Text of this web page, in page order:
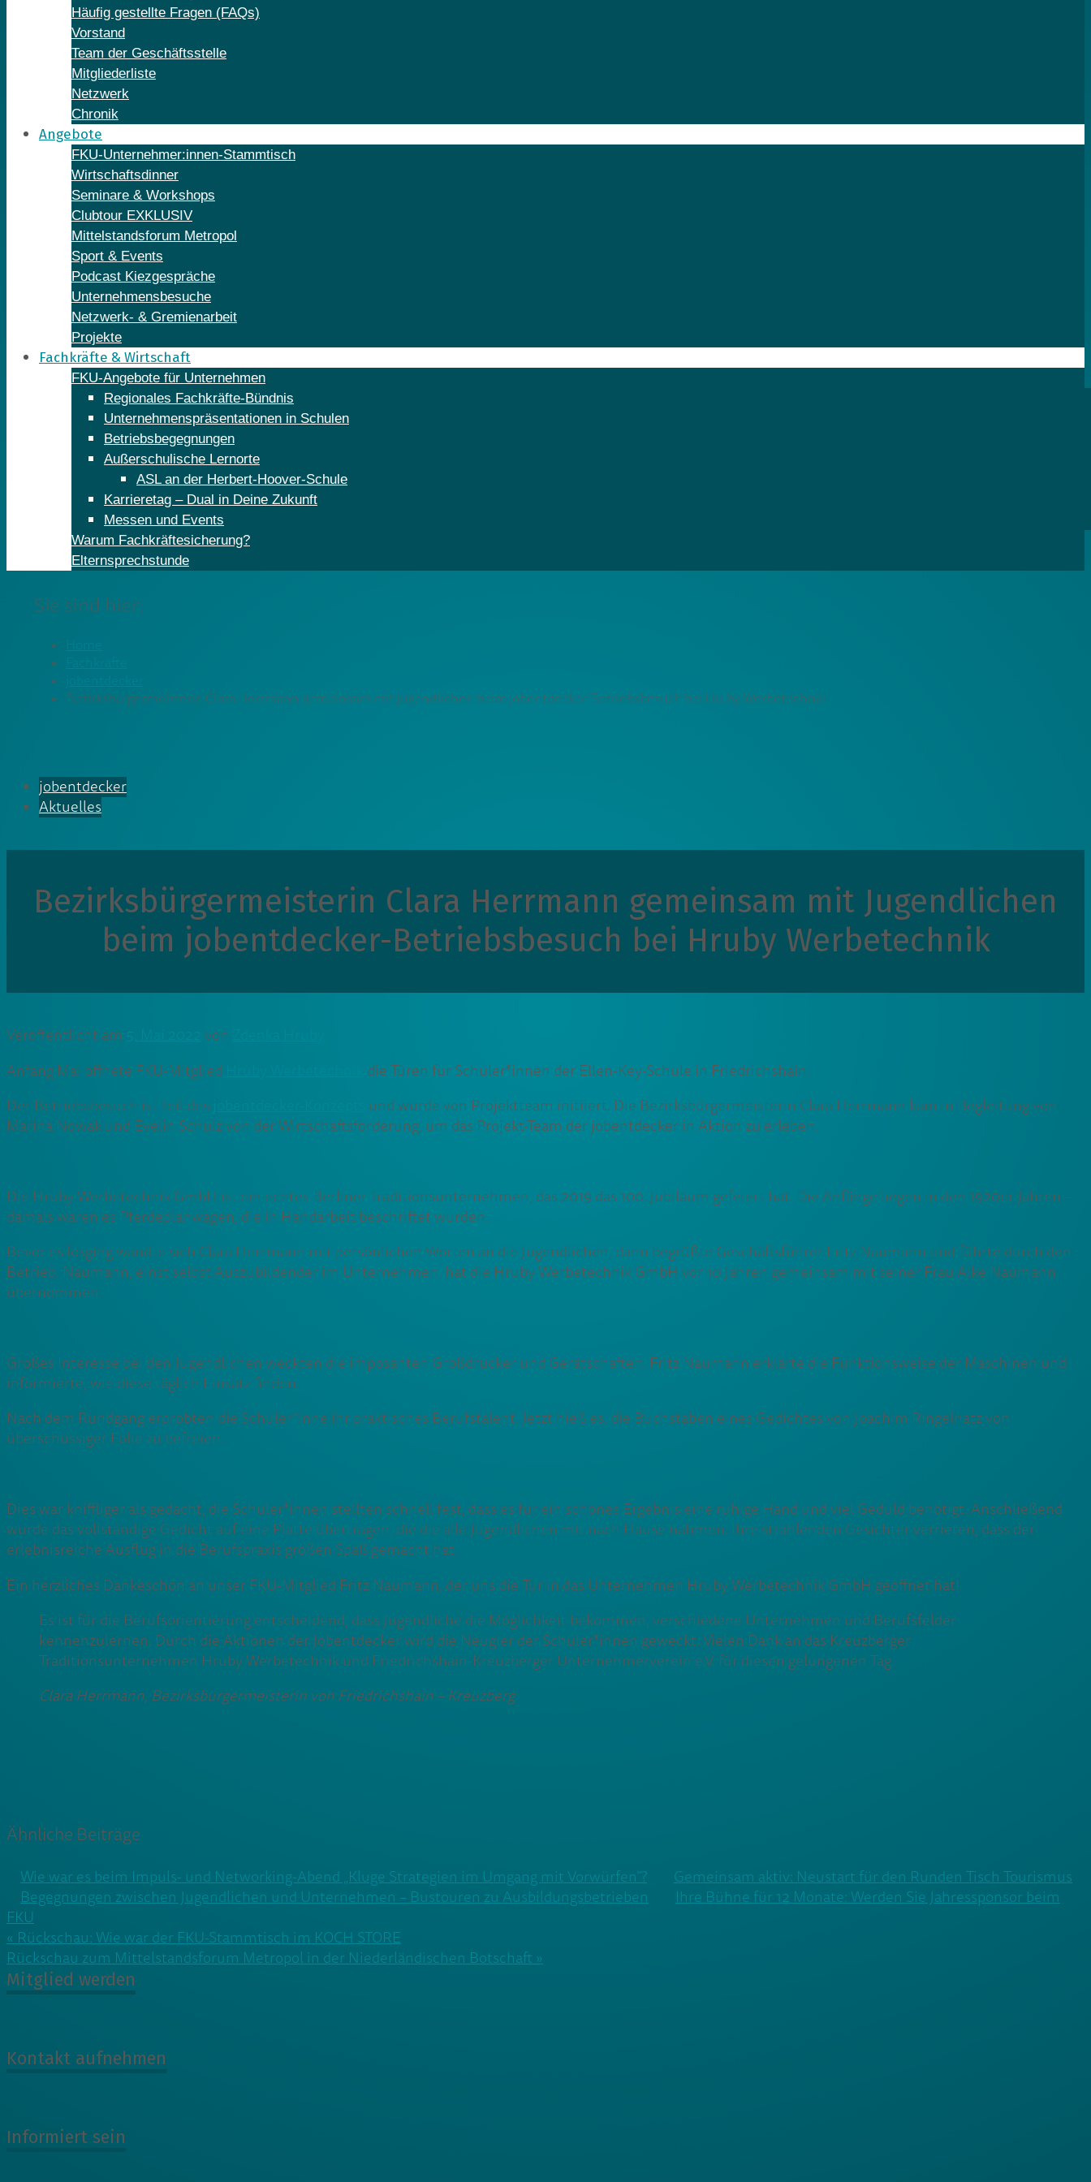
Häufig gestellte Fragen (FAQs)
Vorstand
Team der Geschäftsstelle
Mitgliederliste
Netzwerk
Chronik
Angebote
FKU-Unternehmer:innen-Stammtisch
Wirtschaftsdinner
Seminare & Workshops
Clubtour EXKLUSIV
Mittelstandsforum Metropol
Sport & Events
Podcast Kiezgespräche
Unternehmensbesuche
Netzwerk- & Gremienarbeit
Projekte
Fachkräfte & Wirtschaft
FKU-Angebote für Unternehmen
Regionales Fachkräfte-Bündnis
Unternehmenspräsentationen in Schulen
Betriebsbegegnungen
Außerschulische Lernorte
ASL an der Herbert-Hoover-Schule
Karrieretag – Dual in Deine Zukunft
Messen und Events
Warum Fachkräftesicherung?
Elternsprechstunde
Sie sind hier:
Bezirksbürgermeisterin Clara Herrmann gemeinsam mit Jugendlichen beim jobentdecker-Betriebsbesuch bei Hruby Werbetechnik
jobentdecker
Aktuelles
Bezirksbürgermeisterin Clara Herrmann gemeinsam mit Jugendlichen
beim jobentdecker-Betriebsbesuch bei Hruby Werbetechnik
Veröffentlicht am von
Anfang Mai öffnete FKU-Mitglied
die Türen für Schüler*innen der Ellen-Key-Schule in Friedrichshain.
Der Betriebsbesuch ist Teil des
und wurde von Projektteam initiiert. Die Bezirksbürgermeisterin Clara Herrmann kam in Begleitung von
Marina Nowak und Evelin Schulz von der Wirtschaftsförderung, um das Projekt-Team der jobentdecker in Aktion zu erleben.
Die Hruby Werbetechnik GmbH ist ein echtes Berliner Traditionsunternehmen, das 2019 das 100. Jubiläum gefeiert hat. Die Anfänge liegen in den 1920er Jahren –
damals waren es Pferdeplanwagen, die in Handarbeit beschriftet wurden.
Bevor es losging wandte sich Clara Herrmann mit persönlichen Worten an die Jugendlichen, dann begrüßte Geschäftsführer Fritz Naumann und führte durch den
Betrieb. Naumann, einst selbst Auszubildender im Unternehmen, hat die Hruby Werbetechnik GmbH vor 10 Jahren gemeinsam mit seiner Frau Alke Naumann
übernommen.
Großes Interesse bei den Jugendlichen weckten die imposanten Großdrucker und Gerätschaften. Fritz Naumann erklärte die Funktionsweise der Maschinen und
informierte, wie diese täglich Einsatz finden.
Nach dem Rundgang erprobten die Schüler*inne ihr praktisches Berufstalent. Jetzt hieß es, die Buchstaben eines Gedichtes von Joachim Ringelnatz von
überschüssiger Folie zu befreien.
Dies war kniffliger als gedacht, die Schüler*innen stellten schnell fest, dass es für ein schönes Ergebnis eine ruhige Hand und viel Geduld benötigt. Anschließend
wurde das vollständige Gedicht auf eine Platte übertragen, die die alle Jugendlichen mit nach Hause nahmen. Ihre strahlenden Gesichter verrieten, dass der
erlebnisreiche Ausflug in die Berufspraxis großen Spaß gemacht hat.
Ein herzliches Dankeschön an unser FKU-Mitglied Fritz Naumann, der uns die Tür in das Unternehmen Hruby Werbetechnik GmbH geöffnet hat!
Es ist für die Berufsorientierung entscheidend, dass Jugendliche die Möglichkeit bekommen, verschiedene Unternehmen und Berufsfelder
kennenzulernen. Durch die Aktionen der Jobentdecker wird die Neugier der Schüler*innen geweckt. Vielen Dank an das Kreuzberger
Traditionsunternehmen Hruby Werbetechnik und Friedrichshain-Kreuzberger Unternehmerverein e.V. für diesen gelungenen Tag.
Clara Herrmann, Bezirksbürgermeisterin von Friedrichshain – Kreuzberg
Ähnliche Beiträge
Wie war es beim Impuls- und Networking-Abend „Kluge Strategien im Umgang mit Vorwürfen“?
Gemeinsam aktiv: Neustart für den Runden Tisch Tourismus
Begegnungen zwischen Jugendlichen und Unternehmen – Bustouren zu Ausbildungsbetrieben
Ihre Bühne für 12 Monate: Werden Sie Jahressponsor beim
FKU
Beitragsnavigation
« Rückschau: Wie war der FKU-Stammtisch im KOCH STORE
Rückschau zum Mittelstandsforum Metropol in der Niederländischen Botschaft »
Mitglied werden
Kontakt aufnehmen
Informiert sein